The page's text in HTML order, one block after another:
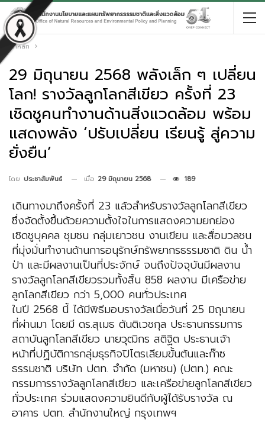
หน้าหลัก
29 มิถุนายน 2568 พลังเล็ก ๆ เปลี่ยน
โลก! รางวัลลูกโลกสีเขียว ครั้งที่ 23
เชิดชูคนทำงานด้านสิ่งแวดล้อม พร้อม
แสดงพลัง ‘ปรับเปลี่ยน เรียนรู้ สู่ความ
ยั่งยืน’
โดย ประชาสัมพันธ์ เมื่อ 29 มิถุนายน 2568 189
เดินทางมาถึงครั้งที่ 23 แล้วสำหรับรางวัลลูกโลกสีเขียว
ซึ่งจัดตั้งขึ้นด้วยความตั้งใจในการแสดงความยกย่อง
เชิดชูบุคคล ชุมชน กลุ่มเยาวชน งานเขียน และสื่อมวลชน
ที่มุ่งมั่นทำงานด้านการอนุรักษ์ทรัพยากรธรรมชาติ ดิน น้ำ
ป่า และมีผลงานเป็นที่ประจักษ์ จนถึงปัจจุบันมีผลงาน
รางวัลลูกโลกสีเขียวรวมทั้งสิ้น 858 ผลงาน มีเครือข่าย
ลูกโลกสีเขียว กว่า 5,000 คนทั่วประเทศ
ในปี 2568 นี้ ได้มีพิธีมอบรางวัลเมื่อวันที่ 25 มิถุนายน
ที่ผ่านมา โดยมี ดร.สุเมธ ตันติเวชกุล ประธานกรรมการ
สถาบันลูกโลกสีเขียว นายวุฒิกร สติฐิต ประธานเจ้า
หน้าที่ปฏิบัติการกลุ่มธุรกิจปิโตรเลียมขั้นต้นและก๊าซ
ธรรมชาติ บริษัท ปตท. จำกัด (มหาชน) (ปตท.) คณะ
กรรมการรางวัลลูกโลกสีเขียว และเครือข่ายลูกโลกสีเขียว
ทั่วประเทศ ร่วมแสดงความยินดีกับผู้ได้รับรางวัล ณ
อาคาร ปตท. สำนักงานใหญ่ กรุงเทพฯ